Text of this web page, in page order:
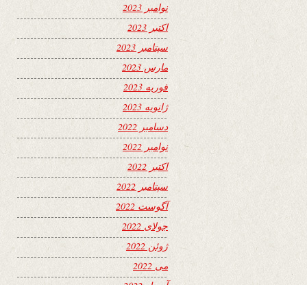
نوامبر 2023
اکتبر 2023
سپتامبر 2023
مارس 2023
فوریه 2023
ژانویه 2023
دسامبر 2022
نوامبر 2022
اکتبر 2022
سپتامبر 2022
آگوست 2022
جولای 2022
ژوئن 2022
می 2022